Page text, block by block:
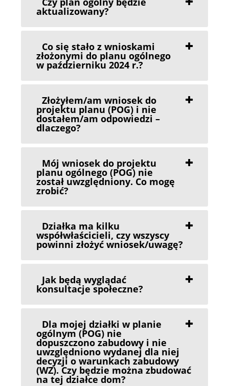
aktualizowany?
Co się stało z wnioskami
złożonymi do planu ogólnego
w październiku 2024 r.?
Złożyłem/am wniosek do
projektu planu (POG) i nie
dostałem/am odpowiedzi –
dlaczego?
Mój wniosek do projektu
planu ogólnego (POG) nie
został uwzględniony. Co mogę
zrobić?
Działka ma kilku
współwłaścicieli, czy wszyscy
powinni złożyć wniosek/uwagę?
Jak będą wyglądać
konsultacje społeczne?
Dla mojej działki w planie
ogólnym (POG) nie
dopuszczono zabudowy i nie
uwzględniono wydanej dla niej
decyzji o warunkach zabudowy
(WZ). Czy będzie można zbudować
na tej działce dom?